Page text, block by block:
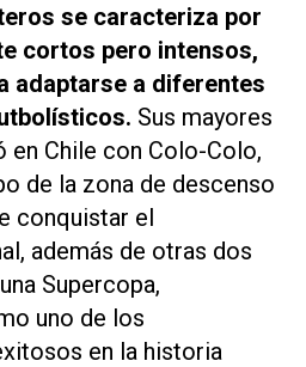
se caracteriza por
cortos pero intensos,
adaptarse a diferentes
Sus mayores
Chile con Colo-Colo,
de la zona de descenso
conquistar el
además de otras dos
Supercopa,
uno de los
en la historia